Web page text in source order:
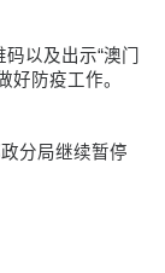
以及出示“澳门
好防疫工作。
分局继续暂停